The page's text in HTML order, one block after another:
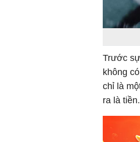
Trước
không
chỉ là
ra là tiền.